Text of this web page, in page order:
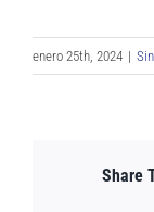
enero 25th, 2024 |
Share